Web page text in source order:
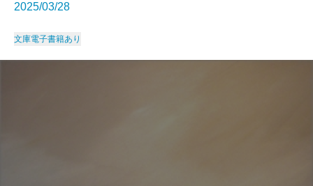
2025/03/28
文庫電子書籍あり